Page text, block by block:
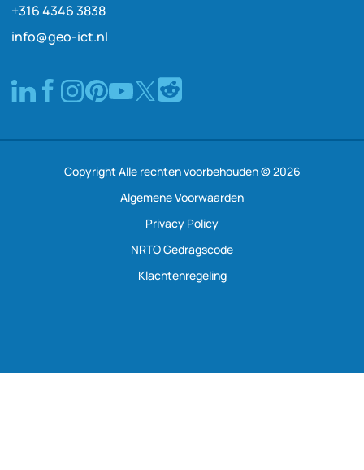
+316 4346 3838
info@geo-ict.nl
Copyright Alle rechten voorbehouden © 2026
Algemene Voorwaarden
Privacy Policy
NRTO Gedragscode
Klachtenregeling